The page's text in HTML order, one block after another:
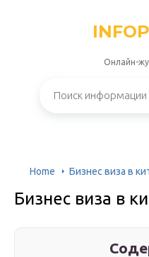
Онлайн-
Home Бизнес виза в
Бизнес виза в